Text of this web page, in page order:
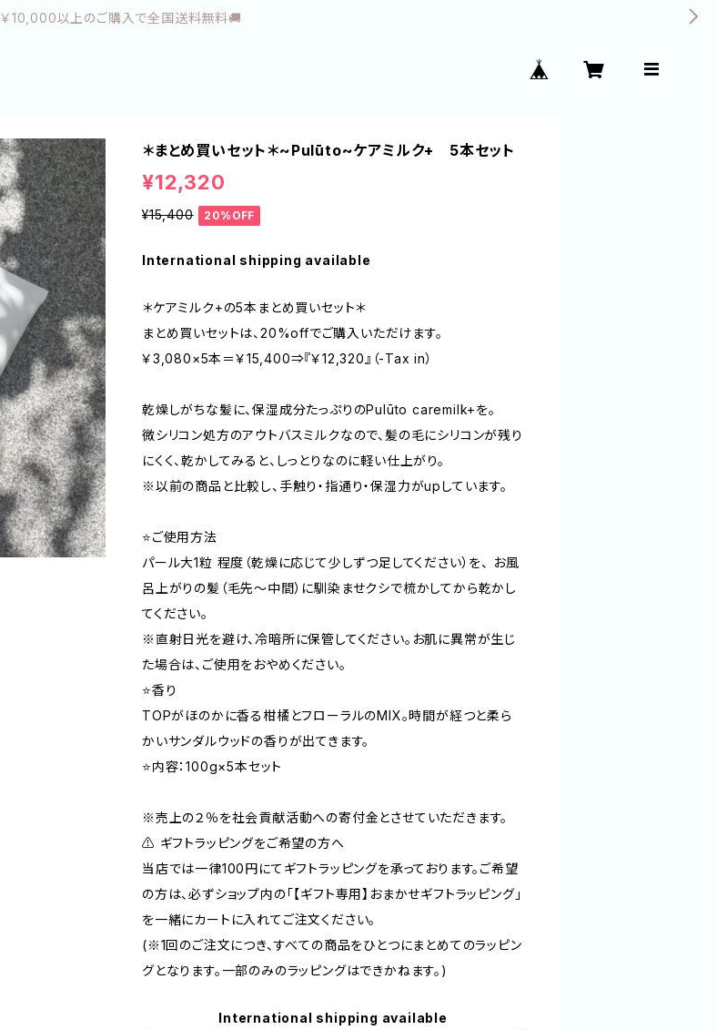
￥10,000以上のご購入で全国送料無料🚚
＊まとめ買いセット＊~Pulūto~ケアミルク+ 5本セット
¥12,320
¥15,400 20%OFF
International shipping available
＊ケアミルク+の5本まとめ買いセット＊
まとめ買いセットは、20%offでご購入いただけます。
￥3,080×5本＝￥15,400⇒『￥12,320』（-Tax in）
乾燥しがちな髪に、保湿成分たっぷりのPulūto caremilk+を。
微シリコン処方のアウトバスミルクなので、髪の毛にシリコンが残り
にくく、乾かしてみると、しっとりなのに軽い仕上がり。
※以前の商品と比較し、手触り・指通り・保湿力がupしています。
⭐ご使用方法
パール大1粒 程度（乾燥に応じて少しずつ足してください）を、 お風
呂上がりの髪（毛先〜中間）に馴染ませクシで梳かしてから乾かし
てください。
※直射日光を避け、冷暗所に保管してください。お肌に異常が生じ
た場合は、ご使用をおやめください。
⭐香り
TOPがほのかに香る柑橘とフローラルのMIX。時間が経つと柔ら
かいサンダルウッドの香りが出てきます。
⭐内容：100g×5本セット
※売上の２％を社会貢献活動への寄付金とさせていただきます。
⚠️ ギフトラッピングをご希望の方へ
当店では一律100円にてギフトラッピングを承っております。ご希望
の方は、必ずショップ内の「【ギフト専用】おまかせギフトラッピング」
を一緒にカートに入れてご注文ください。
(※1回のご注文につき、すべての商品をひとつにまとめてのラッピン
グとなります。一部のみのラッピングはできかねます。)
International shipping available